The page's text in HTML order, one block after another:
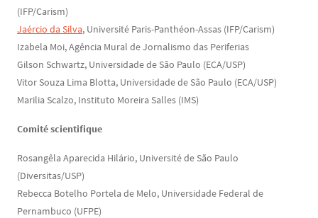
(IFP/Carism)
Jaércio da Silva, Université Paris-Panthéon-Assas (IFP/Carism)
Izabela Moi, Agência Mural de Jornalismo das Periferias
Gilson Schwartz, Universidade de São Paulo (ECA/USP)
Vitor Souza Lima Blotta, Universidade de São Paulo (ECA/USP)
Marilia Scalzo, Instituto Moreira Salles (IMS)
Comité scientifique
Rosangêla Aparecida Hilário, Université de São Paulo
(Diversitas/USP)
Rebecca Botelho Portela de Melo, Universidade Federal de
Pernambuco (UFPE)